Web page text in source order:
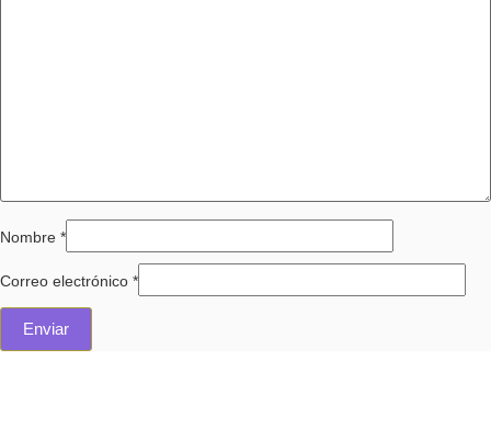
Nombre *
Correo electrónico *